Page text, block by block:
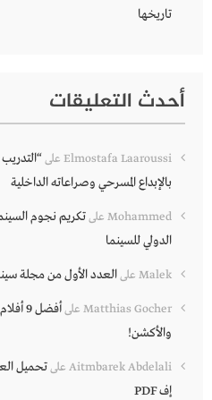
تاريخها
أحدث التعليقات
Elmostafa Laaroussi على
بالإبداع المسرحي وصراعاته الداخلية
Mohammed علىتكريم نجوم
الدولي للسينما
Malek علىالعدد الأول من مجلة
Matthias Gocher على
أفضل
والأكشن!
Aitmbarek Abdelali على
إف PDF